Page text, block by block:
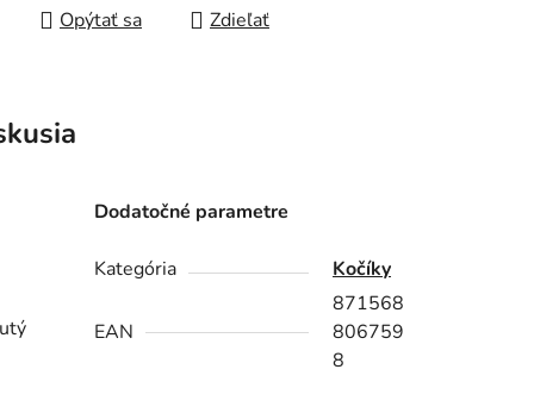
Opýtať sa Zdieľať
Dodatočné parametre
Kategória Kočíky
EAN
871568
806759
8